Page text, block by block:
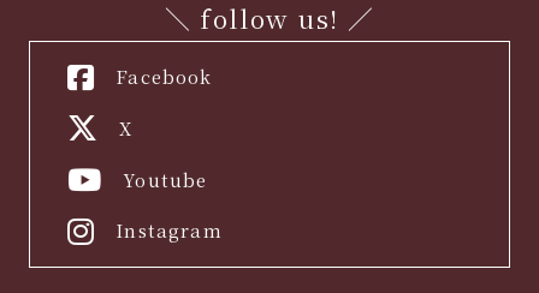
＼ follow us! ／
Facebook
X
Youtube
Instagram